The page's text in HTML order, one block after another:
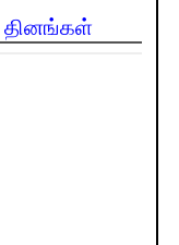
தினங்கள்